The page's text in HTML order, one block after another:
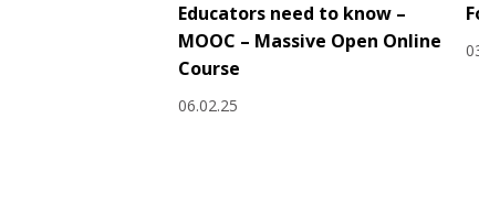
Educators need to know –
MOOC – Massive Open Online
Course
06.02.25